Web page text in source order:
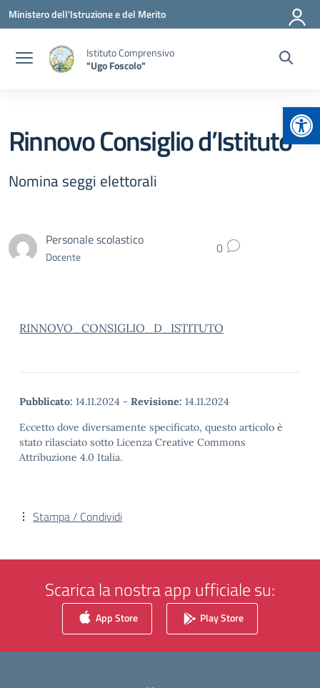
Vai ai contenuti
Vai al menu di navigazione
Vai al footer
Ministero dell'Istruzione e del Merito
Istituto Comprensivo
"Ugo Foscolo"
Rinnovo Consiglio d’Istituto
Nomina seggi elettorali
Personale scolastico
Docente 0
RINNOVO_CONSIGLIO_D_ISTITUTO
Pubblicato: 14.11.2024 - Revisione: 14.11.2024
Eccetto dove diversamente specificato, questo articolo è
stato rilasciato sotto Licenza Creative Commons
Attribuzione 4.0 Italia.
Stampa / Condividi
Scarica la nostra app ufficiale su:
App Store Play Store